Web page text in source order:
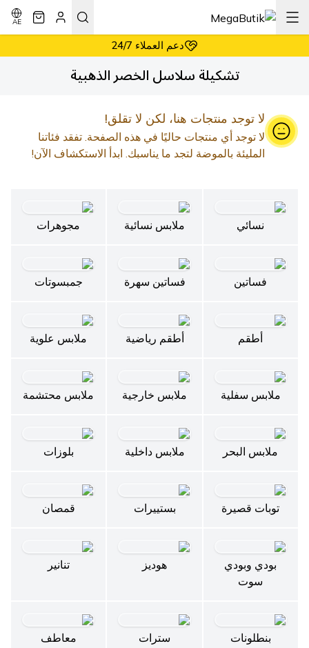
AE
دعم العملاء 24/7
أسعار معقولة دائماً
تشكيلة سلاسل الخصر الذهبية
لا توجد منتجات هنا، لكن لا تقلق!
لا توجد أي منتجات حاليًا في هذه الصفحة. تفقد فئاتنا
المليئة بالموضة لتجد ما يناسبك. ابدأ الاستكشاف الآن!
نسائي ملابس نسائية مجوهرات
فساتين فساتين سهرة جمبسوتات
أطقم أطقم رياضية ملابس علوية
ملابس سفلية ملابس خارجية ملابس محتشمة
ملابس البحر ملابس داخلية بلوزات
توبات قصيرة بستييرات قمصان
بودي وبودي
سوت
هوديز تنانير
بنطلونات سترات معاطف